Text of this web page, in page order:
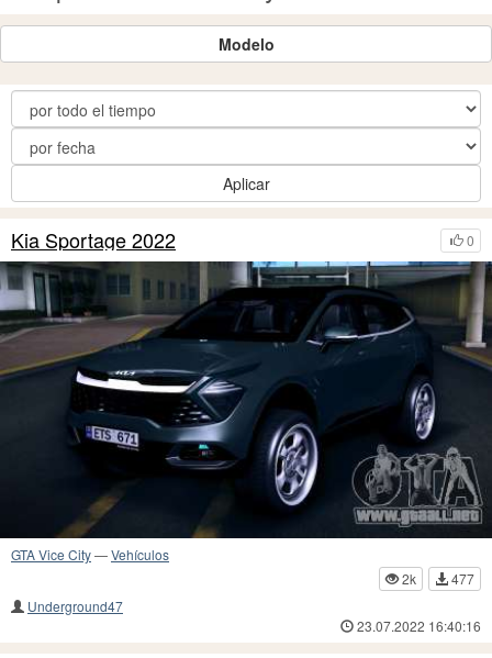
Modelo
Aplicar
0
Kia Sportage 2022
GTA Vice City—Vehículos
2k
477
Underground47
23.07.2022 16:40:16